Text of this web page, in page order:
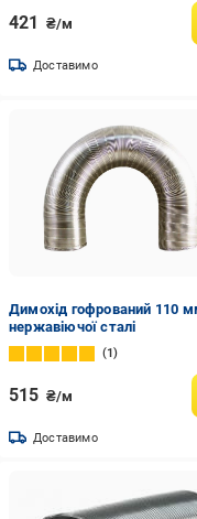
421 ₴/м
Доставимо
Димохід гофрований 110
нержавіючої сталі
1
515 ₴/м
Доставимо